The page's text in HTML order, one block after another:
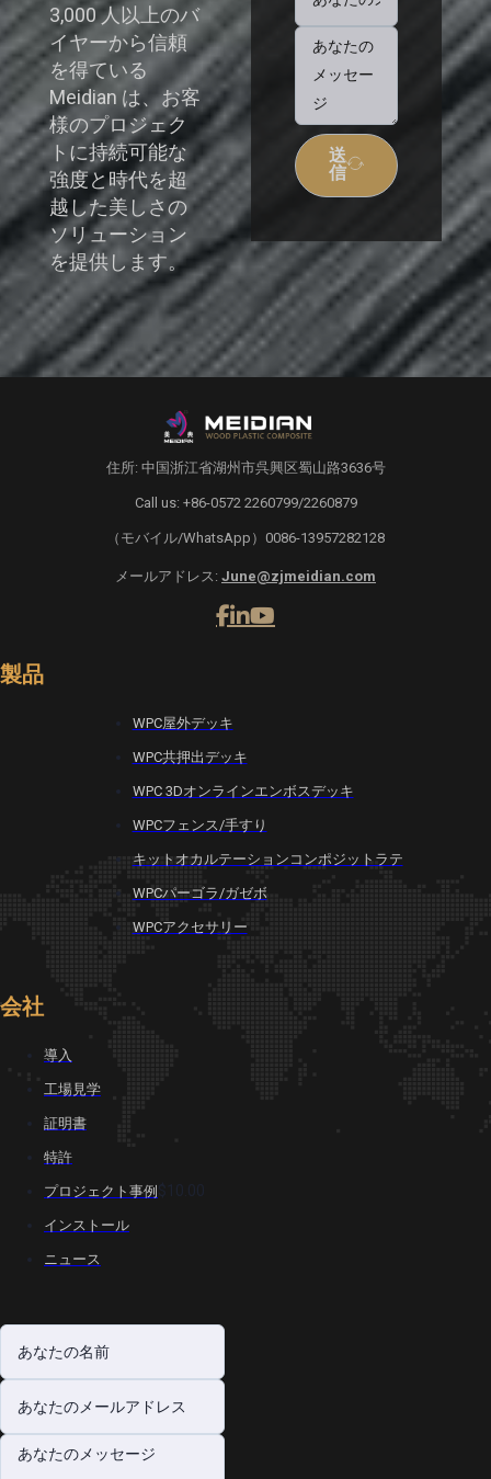
3,000 人以上のバ
イヤーから信頼
を得ている
Meidian は、お客
様のプロジェク
トに持続可能な
強度と時代を超
越した美しさの
ソリューション
を提供します。
送
信
住所: 中国浙江省湖州市呉興区蜀山路3636号
Call us: +86-0572 2260799/2260879
（モバイル/WhatsApp）0086-13957282128
メールアドレス: June@zjmeidian.com
製品
WPC屋外デッキ
WPC共押出デッキ
WPC 3Dオンラインエンボスデッキ
WPCフェンス/手すり
キットオカルテーションコンポジットラテ
WPCパーゴラ/ガゼボ
WPCアクセサリー
会社
導入
工場見学
証明書
特許
プロジェクト事例 $10.00
インストール
ニュース